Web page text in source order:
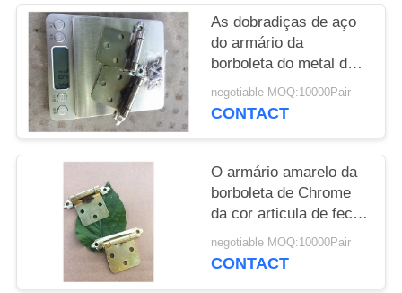
PRIVACY
POLICY
As dobradiças de aço
do armário da
borboleta do metal do
Bp, borboleta de
Chrome articulam o
negotiable MOQ:10000Pair
CONTACT
O armário amarelo da
borboleta de Chrome
da cor articula de fecho
automático para a
porta de armário da
negotiable MOQ:10000Pair
CONTACT